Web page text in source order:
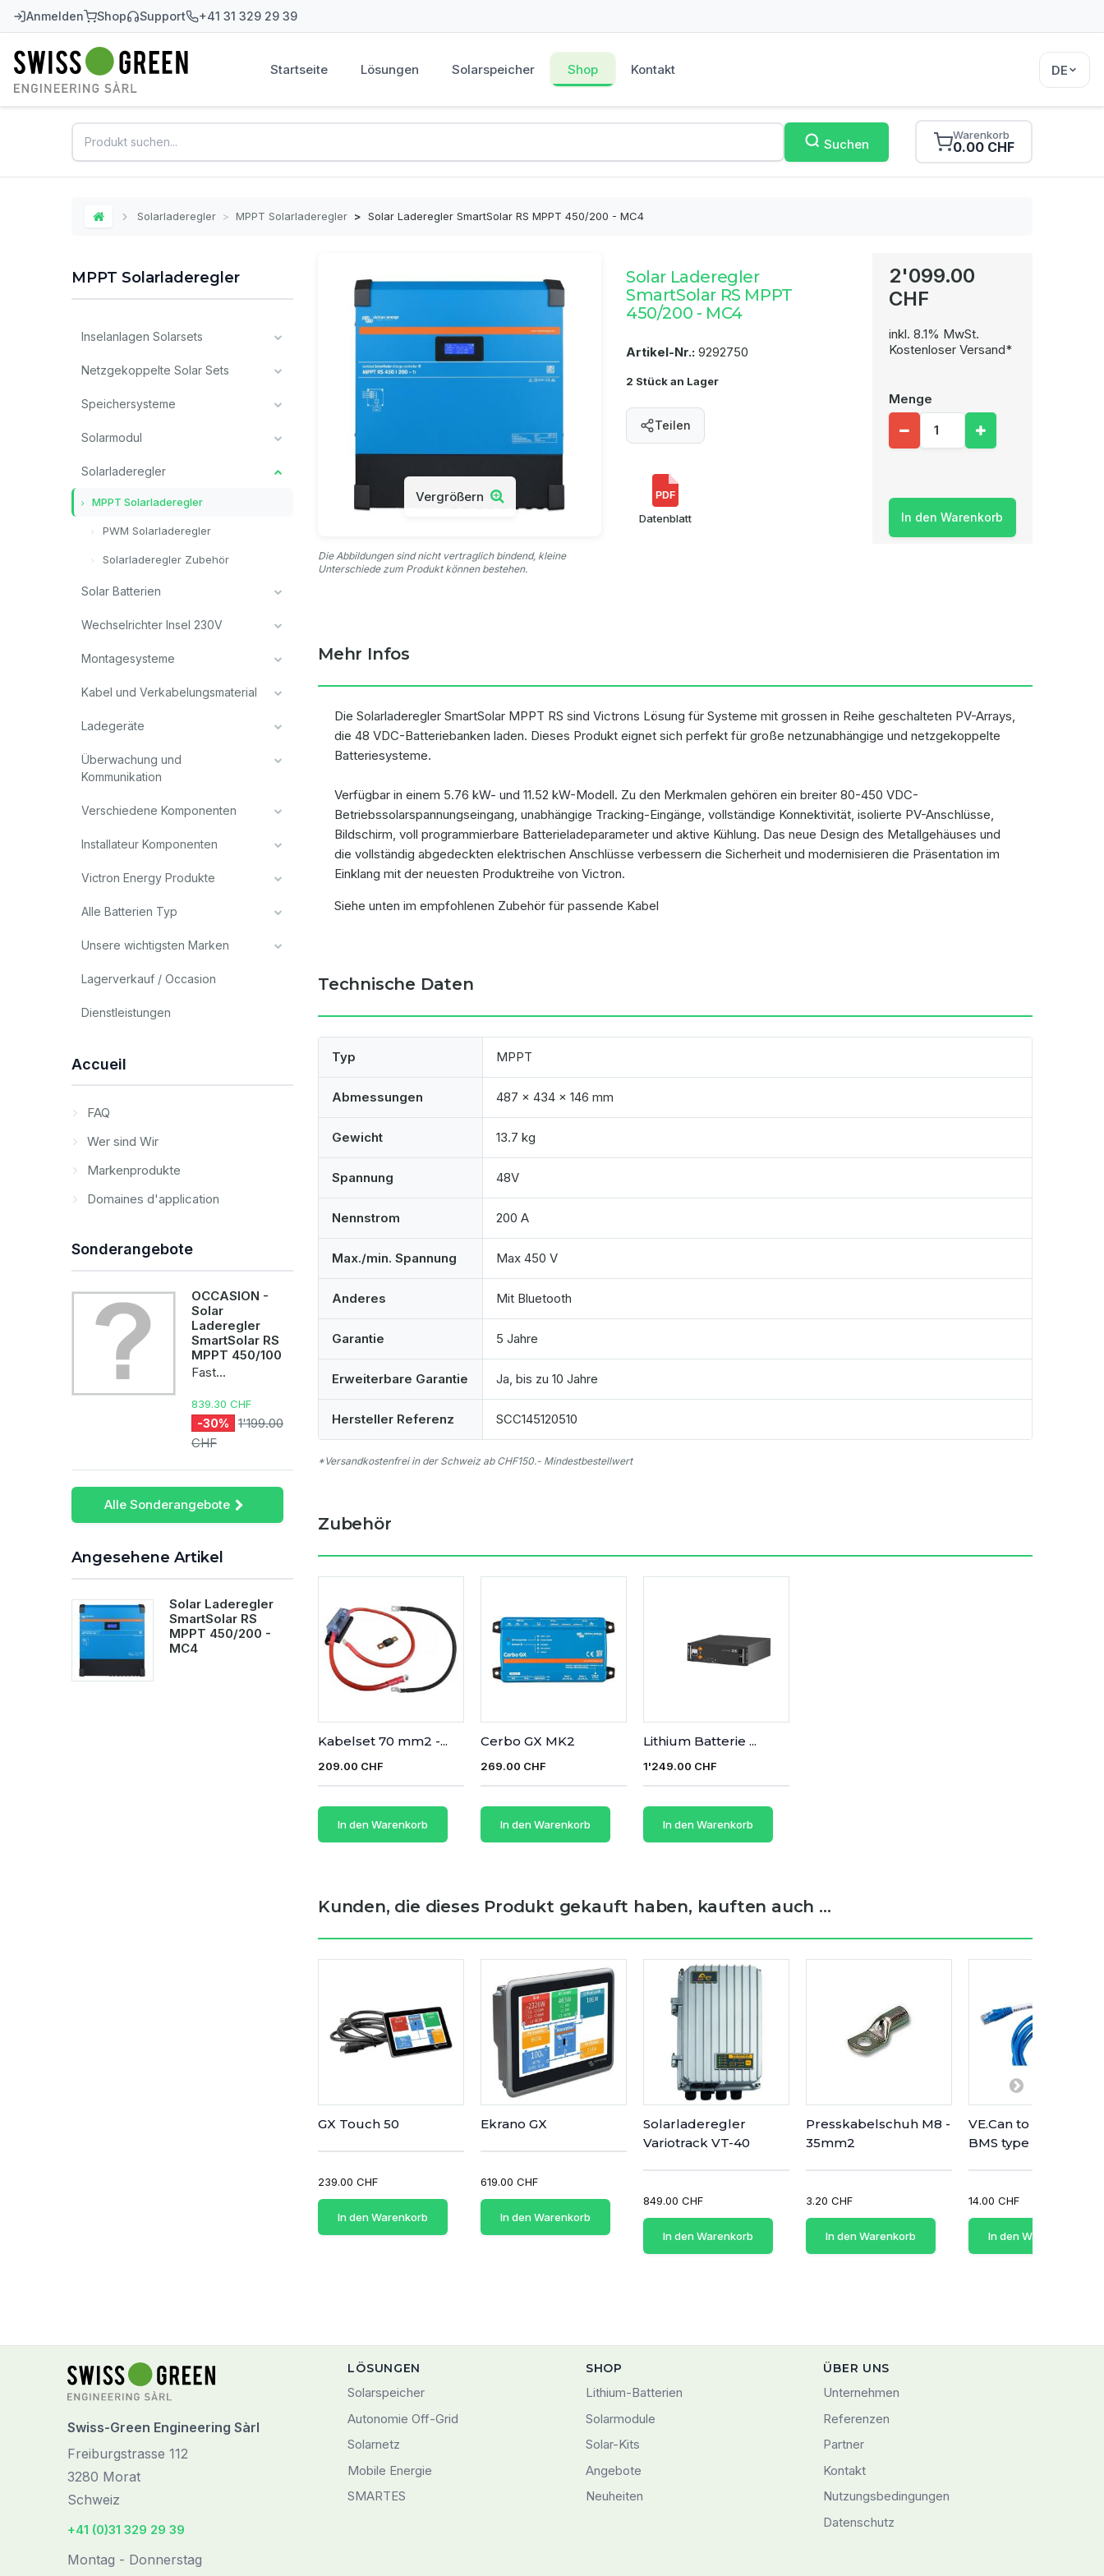
Anmelden Shop Support +41 31 329 29 39
Swiss-Green Startseite Lösungen Solarspeicher Shop Kontakt DE
Suchen
Warenkorb
0.00 CHF
Home Solarladeregler > MPPT Solarladeregler > Solar Laderegler SmartSolar RS MPPT 450/200 - MC4
MPPT Solarladeregler
Inselanlagen Solarsets
Netzgekoppelte Solar Sets
Speichersysteme
Solarmodul
Solarladeregler
MPPT Solarladeregler
PWM Solarladeregler
Solarladeregler Zubehör
Solar Batterien
Wechselrichter Insel 230V
Montagesysteme
Kabel und Verkabelungsmaterial
Ladegeräte
Überwachung und
Kommunikation
Verschiedene Komponenten
Installateur Komponenten
Victron Energy Produkte
Alle Batterien Typ
Unsere wichtigsten Marken
Lagerverkauf / Occasion
Dienstleistungen
Accueil
FAQ
Wer sind Wir
Markenprodukte
Domaines d'application
Sonderangebote
OCCASION -
Solar
Laderegler
SmartSolar RS
MPPT 450/100
Fast...
839.30 CHF
-30%
1'199.00
CHF
Alle Sonderangebote
Angesehene Artikel
Solar Laderegler
SmartSolar RS
MPPT 450/200 -
MC4
Vergrößern
Die Abbildungen sind nicht vertraglich bindend, kleine
Unterschiede zum Produkt können bestehen.
Solar Laderegler
SmartSolar RS MPPT
450/200 - MC4
Artikel-Nr.: 9292750
2 Stück an Lager
Teilen
PDF
Datenblatt
2'099.00
CHF
inkl. 8.1% MwSt.
Kostenloser Versand*
Menge
In den Warenkorb
Mehr Infos
Die Solarladeregler SmartSolar MPPT RS sind Victrons Lösung für Systeme mit grossen in Reihe geschalteten PV-Arrays,
die 48 VDC-Batteriebanken laden. Dieses Produkt eignet sich perfekt für große netzunabhängige und netzgekoppelte
Batteriesysteme.
Verfügbar in einem 5.76 kW- und 11.52 kW-Modell. Zu den Merkmalen gehören ein breiter 80-450 VDC-
Betriebssolarspannungseingang, unabhängige Tracking-Eingänge, vollständige Konnektivität, isolierte PV-Anschlüsse,
Bildschirm, voll programmierbare Batterieladeparameter und aktive Kühlung. Das neue Design des Metallgehäuses und
die vollständig abgedeckten elektrischen Anschlüsse verbessern die Sicherheit und modernisieren die Präsentation im
Einklang mit der neuesten Produktreihe von Victron.
Siehe unten im empfohlenen Zubehör für passende Kabel
Technische Daten
Typ MPPT
Abmessungen 487 x 434 x 146 mm
Gewicht 13.7 kg
Spannung 48V
Nennstrom 200 A
Max./min. Spannung Max 450 V
Anderes Mit Bluetooth
Garantie 5 Jahre
Erweiterbare Garantie Ja, bis zu 10 Jahre
Hersteller Referenz SCC145120510
*Versandkostenfrei in der Schweiz ab CHF150.- Mindestbestellwert
Zubehör
Kabelset 70 mm2 -...
209.00 CHF
In den Warenkorb
Cerbo GX MK2
269.00 CHF
In den Warenkorb
Lithium Batterie ...
1'249.00 CHF
In den Warenkorb
Kunden, die dieses Produkt gekauft haben, kauften auch ...
GX Touch 50
239.00 CHF
In den Warenkorb
Ekrano GX
619.00 CHF
In den Warenkorb
Solarladeregler
Variotrack VT-40
849.00 CHF
In den Warenkorb
Presskabelschuh M8 -
35mm2
3.20 CHF
In den Warenkorb
VE.Can to CAN-bus
BMS type B Cable 5
14.00 CHF
In den Warenkorb
Swiss-Green Engineering Sàrl
Freiburgstrasse 112
3280 Morat
Schweiz
+41 (0)31 329 29 39
Montag - Donnerstag
LÖSUNGEN
Solarspeicher
Autonomie Off-Grid
Solarnetz
Mobile Energie
SMARTES
SHOP
Lithium-Batterien
Solarmodule
Solar-Kits
Angebote
Neuheiten
ÜBER UNS
Unternehmen
Referenzen
Partner
Kontakt
Nutzungsbedingungen
Datenschutz